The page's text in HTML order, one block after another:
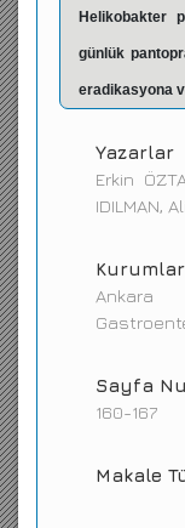
Helikobakter
günlük
eradikasyona
Yazarlar
Erkin
IDILMAN,
Kurumlar
Ankara
Sayfa
160-167
Makale